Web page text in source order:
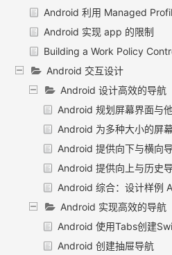
Android 利用 Managed
Android 实现 app 的限制
Building a Work Policy
Android 交互设计
Android 设计高效的导航
Android 规划屏幕界面与
Android 为多种大小的屏幕
Android 提供向下与横向
Android 提供向上与历史
Android 综合：设计样例
Android 实现高效的导航
Android 使用Tabs创建
Android 创建抽屉导航